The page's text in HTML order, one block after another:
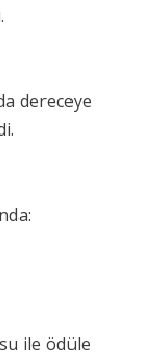
dereceye
ile ödüle